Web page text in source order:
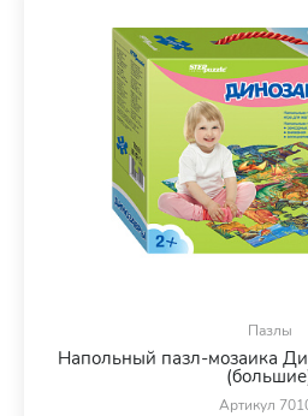
Пазлы
Напольный пазл-мозаика
Артикул